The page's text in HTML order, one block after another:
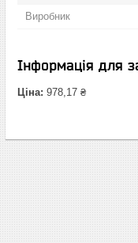
Виробник
Інформація для
Ціна: 978,17 ₴